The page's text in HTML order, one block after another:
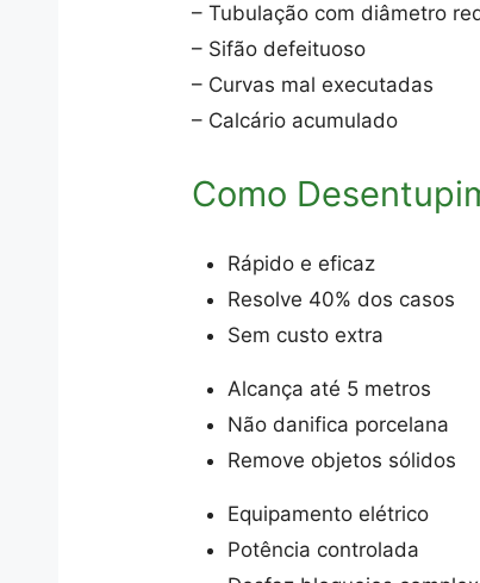
– Tubulação com diâmetro
– Sifão defeituoso
– Curvas mal executadas
– Calcário acumulado
Como
Rápido e eficaz
Resolve 40% dos casos
Sem custo extra
Alcança até 5 metros
Não danifica porcelana
Remove objetos sólidos
Equipamento elétrico
Potência controlada